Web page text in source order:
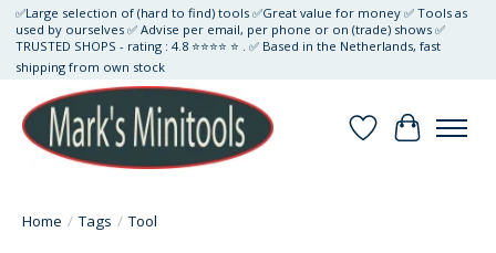
✅Large selection of (hard to find) tools ✅Great value for money ✅ Tools as
used by ourselves ✅ Advise per email, per phone or on (trade) shows ✅
TRUSTED SHOPS - rating : 4.8 ⭐⭐⭐⭐ ⭐ . ✅ Based in the Netherlands, fast
shipping from own stock
Verlanglijst
Home / Tags / Tool